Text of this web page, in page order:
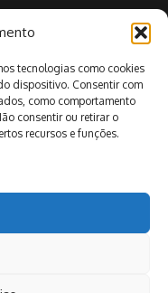
tecnologias como cookies
dispositivo. Consentir com
como comportamento
consentir ou retirar o
recursos e funções.